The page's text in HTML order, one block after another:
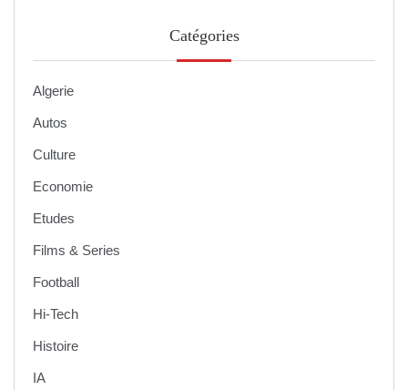
Catégories
Algerie
Autos
Culture
Economie
Etudes
Films & Series
Football
Hi-Tech
Histoire
IA